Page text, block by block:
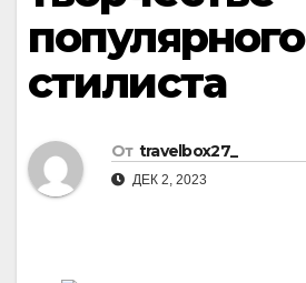
популярного
стилиста
От travelbox27_
ДЕК 2, 2023